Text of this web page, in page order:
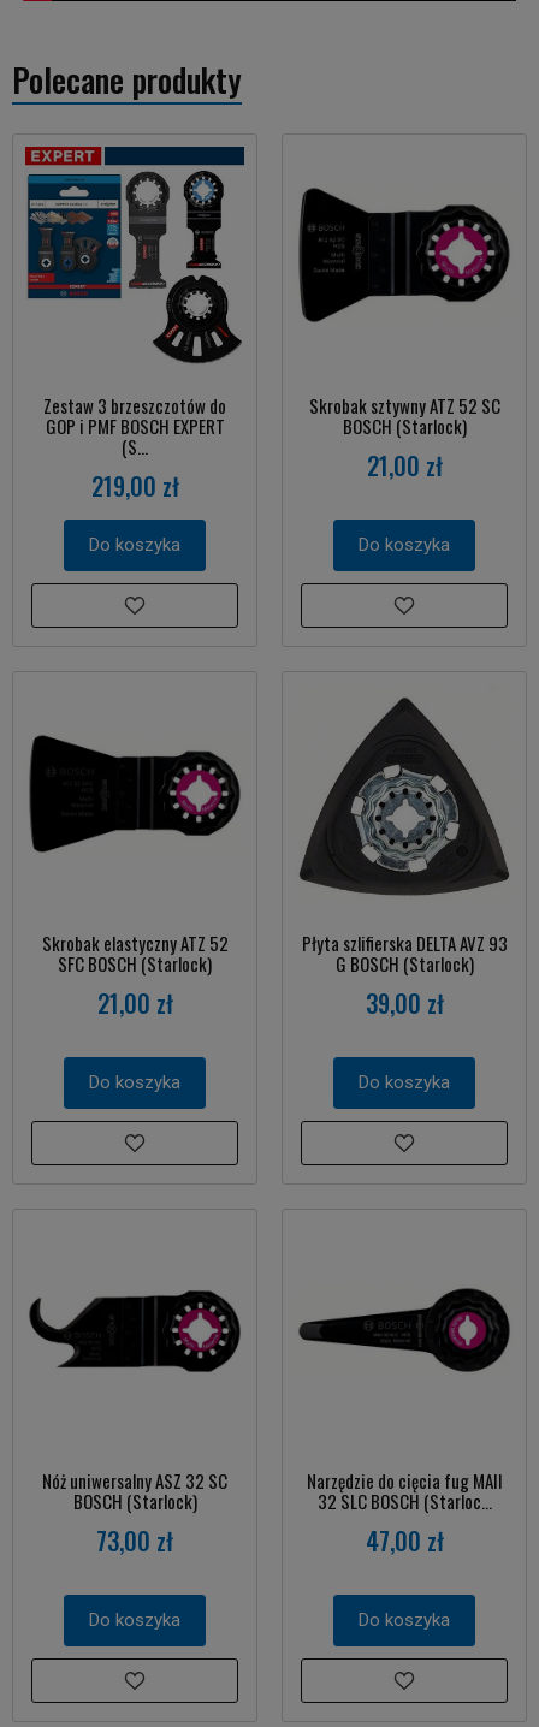
Polecane produkty
Zestaw 3 brzeszczotów do
GOP i PMF BOSCH EXPERT
(S...
219,00 zł
Do koszyka
Skrobak sztywny ATZ 52 SC
BOSCH (Starlock)
21,00 zł
Do koszyka
Skrobak elastyczny ATZ 52
SFC BOSCH (Starlock)
21,00 zł
Do koszyka
Płyta szlifierska DELTA AVZ 93
G BOSCH (Starlock)
39,00 zł
Do koszyka
Nóż uniwersalny ASZ 32 SC
BOSCH (Starlock)
73,00 zł
Do koszyka
Narzędzie do cięcia fug MAII
32 SLC BOSCH (Starloc...
47,00 zł
Do koszyka